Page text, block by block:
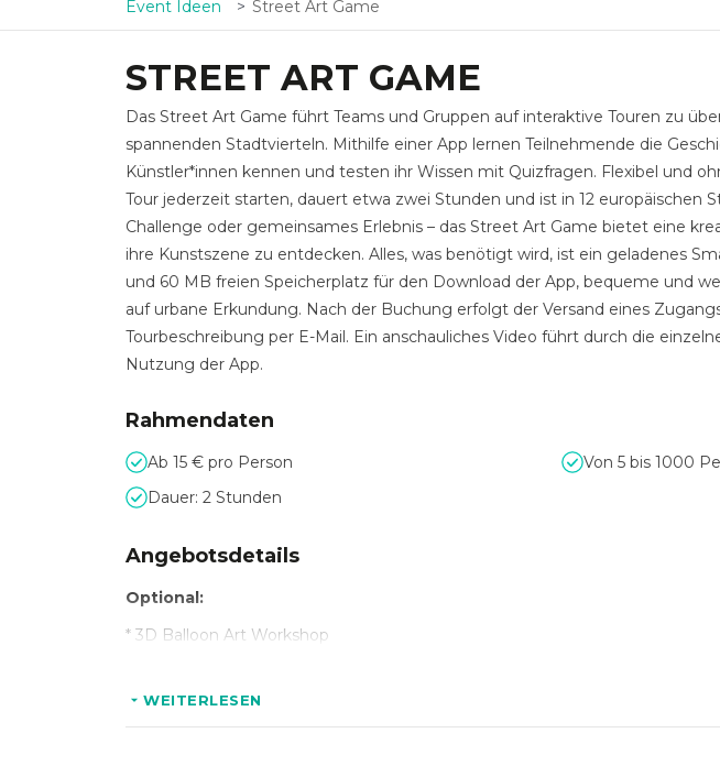
Event Ideen Street Art Game
STREET ART GAME
Das Street Art Game führt Teams und Gruppen auf interaktive Touren zu
spannenden Stadtvierteln. Mithilfe einer App lernen Teilnehmende die
Künstler*innen kennen und testen ihr Wissen mit Quizfragen. Flexibel und
Tour jederzeit starten, dauert etwa zwei Stunden und ist in 12 europäischen
Challenge oder gemeinsames Erlebnis – das Street Art Game bietet eine
ihre Kunstszene zu entdecken. Alles, was benötigt wird, ist ein geladenes
und 60 MB freien Speicherplatz für den Download der App, bequeme und
auf urbane Erkundung. Nach der Buchung erfolgt der Versand eines
Tourbeschreibung per E-Mail. Ein anschauliches Video führt durch die
Nutzung der App.
Rahmendaten
Ab 15 € pro Person
Von 5 bis 1000
Dauer: 2 Stunden
Angebotsdetails
Optional:
* 3D Balloon Art Workshop
WEITERLESEN